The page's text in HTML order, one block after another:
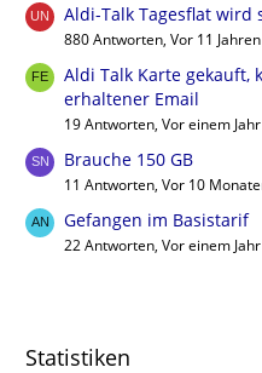
Aldi-Talk Tagesflat wird
880 Antworten, Vor 11 Jahren
Aldi Talk Karte gekauft,
erhaltener Email
19 Antworten, Vor einem Jahr
Brauche 150 GB
11 Antworten, Vor 10
Gefangen im Basistarif
22 Antworten, Vor einem Jahr
Statistiken